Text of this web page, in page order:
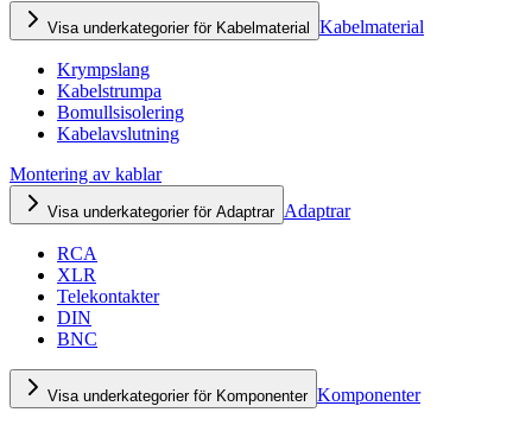
Visa underkategorier för Kabelmaterial Kabelmaterial
Krympslang
Kabelstrumpa
Bomullsisolering
Kabelavslutning
Montering av kablar
Visa underkategorier för Adaptrar Adaptrar
RCA
XLR
Telekontakter
DIN
BNC
Visa underkategorier för Komponenter Komponenter